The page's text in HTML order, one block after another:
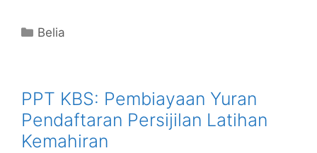
Categories
Belia
PPT KBS: Pembiayaan Yuran
Pendaftaran Persijilan Latihan
Kemahiran